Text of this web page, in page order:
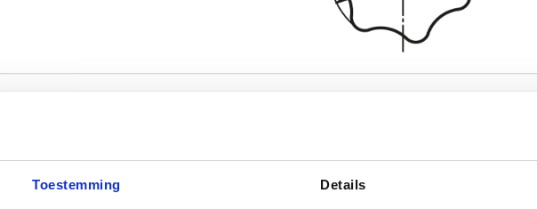
Toestemming Details
Oppervlak basislichaam